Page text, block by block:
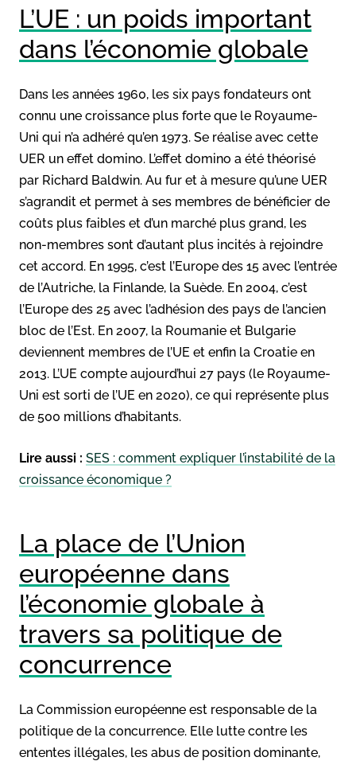
L’UE : un poids important
dans l’économie globale
Dans les années 1960, les six pays fondateurs ont
connu une croissance plus forte que le Royaume-
Uni qui n’a adhéré qu’en 1973. Se réalise avec cette
UER un effet domino. L’effet domino a été théorisé
par Richard Baldwin. Au fur et à mesure qu’une UER
s’agrandit et permet à ses membres de bénéficier de
coûts plus faibles et d’un marché plus grand, les
non-membres sont d’autant plus incités à rejoindre
cet accord. En 1995, c’est l’Europe des 15 avec l’entrée
de l’Autriche, la Finlande, la Suède. En 2004, c’est
l’Europe des 25 avec l’adhésion des pays de l’ancien
bloc de l’Est. En 2007, la Roumanie et Bulgarie
deviennent membres de l’UE et enfin la Croatie en
2013. L’UE compte aujourd’hui 27 pays (le Royaume-
Uni est sorti de l’UE en 2020), ce qui représente plus
de 500 millions d’habitants.
Lire aussi : SES : comment expliquer l’instabilité de la
croissance économique ?
La place de l’Union
européenne dans
l’économie globale à
travers sa politique de
concurrence
La Commission européenne est responsable de la
politique de la concurrence. Elle lutte contre les
ententes illégales, les abus de position dominante,